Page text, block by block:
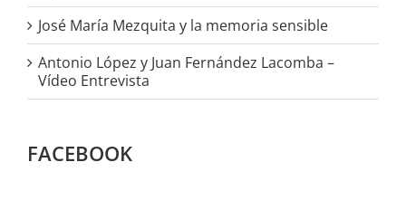
José María Mezquita y la memoria sensible
Antonio López y Juan Fernández Lacomba –
Vídeo Entrevista
FACEBOOK